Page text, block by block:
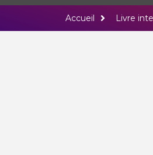
I
Accueil Livre